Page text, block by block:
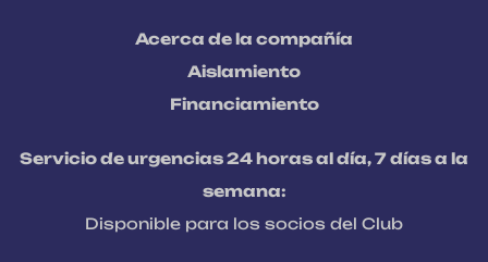
Acerca de la compañía
Aislamiento
Financiamiento
Servicio de urgencias 24 horas al día, 7 días a la
semana:
Disponible para los socios del Club